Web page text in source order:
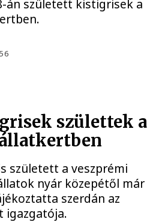
án született kistigrisek a
születtek a
született a veszprémi
nyár közepétől már
szerdán az
igazgatója.